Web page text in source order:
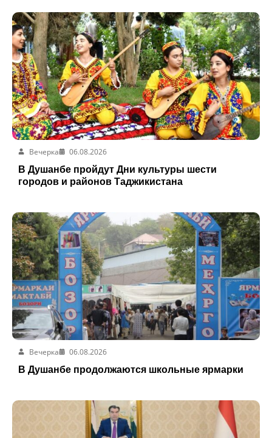
Вечерка
06.08.2026
В Душанбе пройдут Дни культуры шести
городов и районов Таджикистана
Вечерка
06.08.2026
В Душанбе продолжаются школьные ярмарки